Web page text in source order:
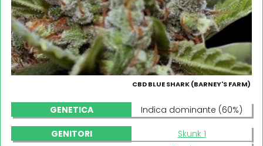
CBD BLUE SHARK (BARNEY'S FARM)
GENETICA Indica dominante (60%)
GENITORI
Skunk 1